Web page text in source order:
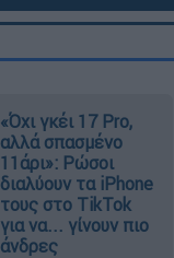
«Όχι γκέι 17 Pro,
αλλά σπασμένο
11άρι»: Ρώσοι
διαλύουν τα iPhone
τους στο TikTok
για να... γίνουν πιο
άνδρες